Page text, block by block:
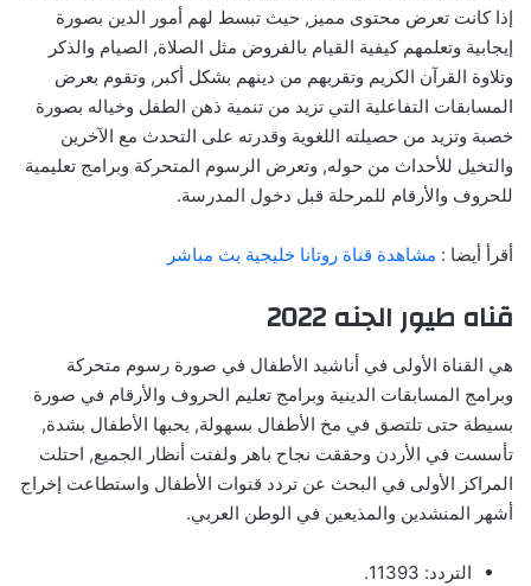
إذا كانت تعرض محتوى مميز, حيث تبسط لهم أمور الدين بصورة
إيجابية وتعلمهم كيفية القيام بالفروض مثل الصلاة, الصيام والذكر
وتلاوة القرآن الكريم وتقربهم من دينهم بشكل أكبر, وتقوم بعرض
المسابقات التفاعلية التي تزيد من تنمية ذهن الطفل وخياله بصورة
خصبة وتزيد من حصيلته اللغوية وقدرته على التحدث مع الآخرين
والتخيل للأحداث من حوله, وتعرض الرسوم المتحركة وبرامج تعليمية
للحروف والأرقام للمرحلة قبل دخول المدرسة.
أقرأ أيضا : مشاهدة قناة روتانا خليجية بث مباشر
قناه طيور الجنه 2022
هي القناة الأولى في أناشيد الأطفال في صورة رسوم متحركة
وبرامج المسابقات الدينية وبرامج تعليم الحروف والأرقام في صورة
بسيطة حتى تلتصق في مخ الأطفال بسهولة, يحبها الأطفال بشدة,
تأسست في الأردن وحققت نجاح باهر ولفتت أنظار الجميع, احتلت
المراكز الأولى في البحث عن تردد قنوات الأطفال واستطاعت إخراج
أشهر المنشدين والمذيعين في الوطن العربي.
التردد: 11393.